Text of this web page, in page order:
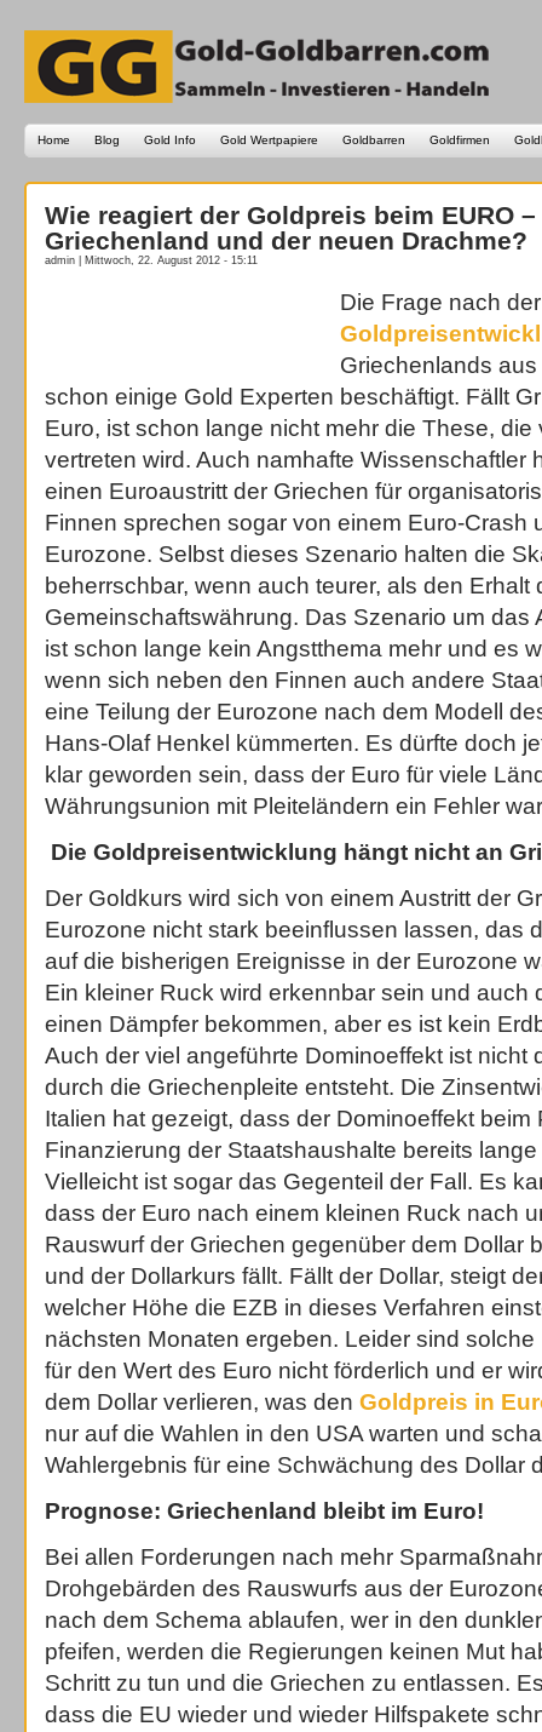
Home Blog Gold Info Gold Wertpapiere Goldbarren Goldfirmen
Wie reagiert der Goldpreis beim EURO –
Griechenland und der neuen Drachme?
admin | Mittwoch, 22. August 2012 - 15:11
Die Frage nach der
Griechenlands
schon einige Gold Experten beschäftigt. Fällt
Euro, ist schon lange nicht mehr die These, die
vertreten wird. Auch namhafte Wissenschaftler
einen Euroaustritt der Griechen für
Finnen sprechen sogar von einem Euro-Crash
Eurozone. Selbst dieses Szenario halten die
beherrschbar, wenn auch teurer, als den Erhalt
Gemeinschaftswährung. Das Szenario um das
ist schon lange kein Angstthema mehr und es
wenn sich neben den Finnen auch andere
eine Teilung der Eurozone nach dem Modell
Hans-Olaf Henkel kümmerten. Es dürfte doch
klar geworden sein, dass der Euro für viele
Währungsunion mit Pleiteländern ein Fehler
Die Goldpreisentwicklung hängt nicht an
Der Goldkurs wird sich von einem Austritt der
Eurozone nicht stark beeinflussen lassen, das
auf die bisherigen Ereignisse in der Eurozone
Ein kleiner Ruck wird erkennbar sein und auch
einen Dämpfer bekommen, aber es ist kein
Auch der viel angeführte Dominoeffekt ist nicht
durch die Griechenpleite entsteht. Die
Italien hat gezeigt, dass der Dominoeffekt beim
Finanzierung der Staatshaushalte bereits
Vielleicht ist sogar das Gegenteil der Fall. Es
dass der Euro nach einem kleinen Ruck nach
Rauswurf der Griechen gegenüber dem Dollar
und der Dollarkurs fällt. Fällt der Dollar, steigt
welcher Höhe die EZB in dieses Verfahren
nächsten Monaten ergeben. Leider sind
für den Wert des Euro nicht förderlich und er
dem Dollar verlieren, was den Goldpreis in
nur auf die Wahlen in den USA warten und
Wahlergebnis für eine Schwächung des Dollar
Prognose: Griechenland bleibt im Euro!
Bei allen Forderungen nach mehr
Drohgebärden des Rauswurfs aus der
nach dem Schema ablaufen, wer in den
pfeifen, werden die Regierungen keinen Mut
Schritt zu tun und die Griechen zu entlassen.
dass die EU wieder und wieder Hilfspakete